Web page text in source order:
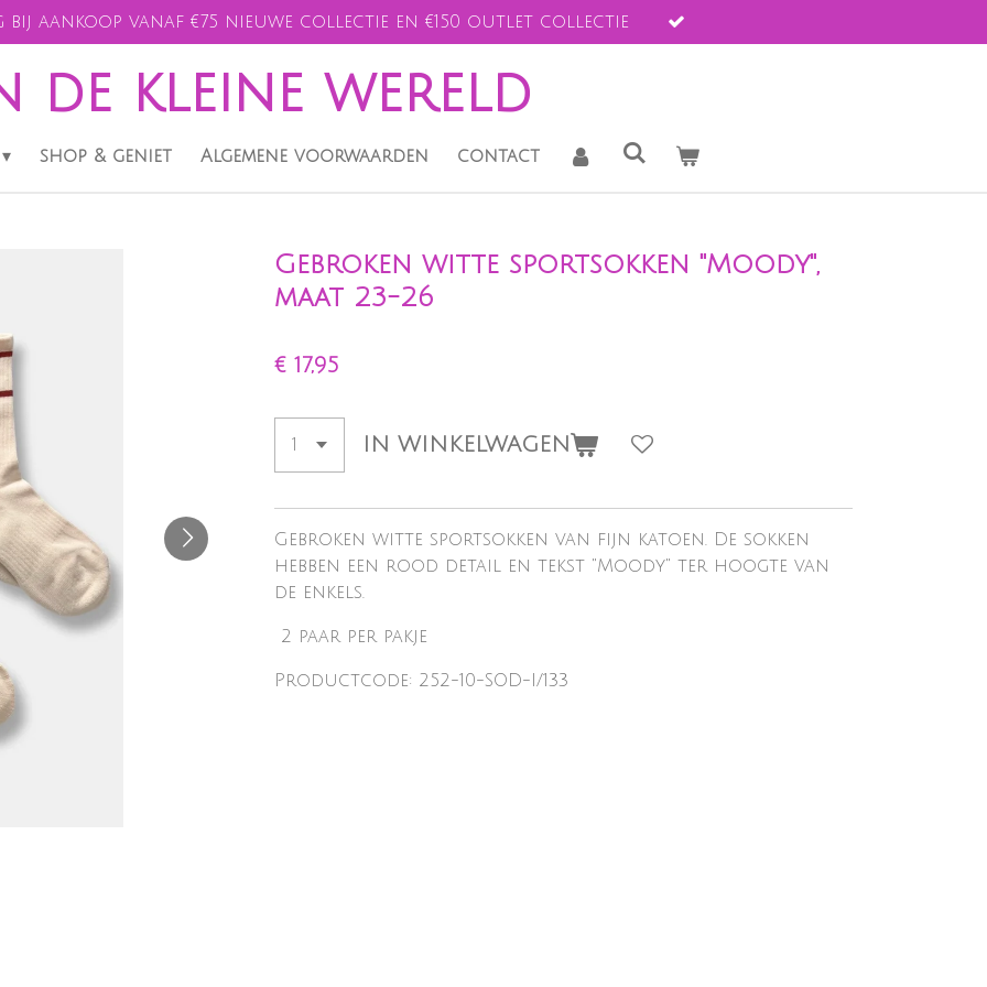
bij aankoop vanaf €75 nieuwe collectie en €150 outlet collectie
de kleine wereld
shop & geniet Algemene voorwaarden contact
Gebroken witte sportsokken "Moody",
maat 23-26
€ 17,95
IN WINKELWAGEN
Gebroken witte sportsokken van fijn katoen. De sokken
hebben een rood detail en tekst "Moody" ter hoogte van
de enkels.
2 paar per pakje
Productcode: 252-10-SOD-I/133